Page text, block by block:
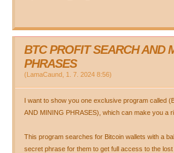
BTC PROFIT SEARCH AND
PHRASES
(LamaCaund 1. 7. 2024 8:56)
I want to show you one exclusive program called
AND MINING PHRASES), which can make you a
This program searches for Bitcoin wallets with a
secret phrase for them to get full access to the lost